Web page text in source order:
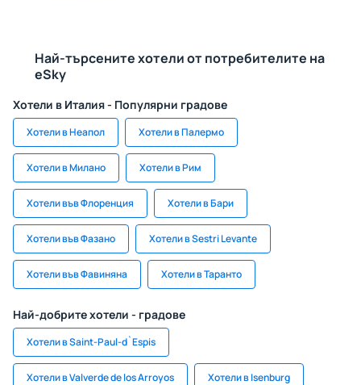
Най-търсените хотели от потребителите на
eSky
Хотели в Италия - Популярни градове
Хотели в Неапол Хотели в Палермо
Хотели в Милано Хотели в Рим
Хотели във Флоренция Хотели в Бари
Хотели във Фазано Хотели в Sestri Levante
Хотели във Фавиняна Хотели в Таранто
Най-добрите хотели - градове
Хотели в Saint-Paul-d`Espis
Хотели в Valverde de los Arroyos Хотели в Isenburg